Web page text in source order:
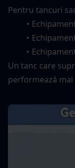
Pentru tancuri
Un tanc care
performează mai